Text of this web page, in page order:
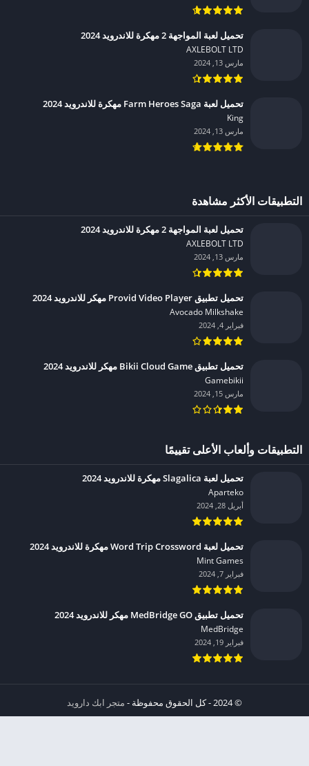
تحميل لعبة المواجهة 2 مهكرة للاندرويد 2024
AXLEBOLT LTD‏
مارس 13, 2024
تحميل لعبة Farm Heroes Saga مهكرة للاندرويد 2024
King‏
مارس 13, 2024
التطبيقات الأكثر مشاهدة
تحميل لعبة المواجهة 2 مهكرة للاندرويد 2024
AXLEBOLT LTD‏
مارس 13, 2024
تحميل تطبيق Provid Video Player مهكر للاندرويد 2024
Avocado Milkshake‏
فبراير 4, 2024
تحميل تطبيق Bikii Cloud Game مهكر للاندرويد 2024
Gamebikii‏
مارس 15, 2024
التطبيقات وألعاب الأعلى تقييمًا
تحميل لعبة Slagalica مهكرة للاندرويد 2024
Aparteko‏
أبريل 28, 2024
تحميل لعبة Word Trip Crossword مهكرة للاندرويد 2024
Mint Games‏
فبراير 7, 2024
تحميل تطبيق MedBridge GO مهكر للاندرويد 2024
MedBridge‏
فبراير 19, 2024
© 2024 - كل الحقوق محفوظة -
متجر ابك دارويد